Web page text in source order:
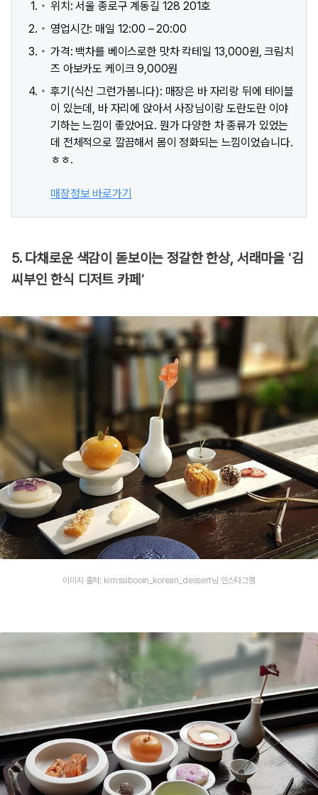
위치: 서울 종로구 계동길 128 201호
영업시간: 매일 12:00 – 20:00
가격: 백차를 베이스로한 맛차 칵테일 13,000원, 크림치
즈 아보카도 케이크 9,000원
후기(식신 그런가봄니다): 매장은 바 자리랑 뒤에 테이블
이 있는데, 바 자리에 앉아서 사장님이랑 도란도란 이야
기하는 느낌이 좋았어요. 뭔가 다양한 차 종류가 있었는
데 전체적으로 깔끔해서 몸이 정화되는 느낌이었습니다.
ㅎㅎ.
매장정보 바로가기
5. 다채로운 색감이 돋보이는 정갈한 한상, 서래마을 ‘김
씨부인 한식 디저트 카페’
이미지 출처: kimssibooin_korean_dessert님 인스타그램